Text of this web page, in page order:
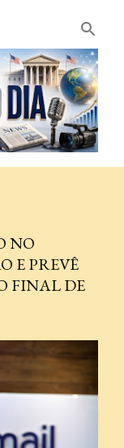
principal
NO
E PREVÊ
FINAL DE